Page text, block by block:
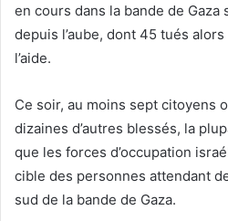
en cours dans la bande de Gaza
depuis l’aube, dont 45 tués
l’aide.
Ce soir, au moins sept citoyens
dizaines d’autres blessés, la
que les forces d’occupation
cible des personnes attendant
sud de la bande de Gaza.